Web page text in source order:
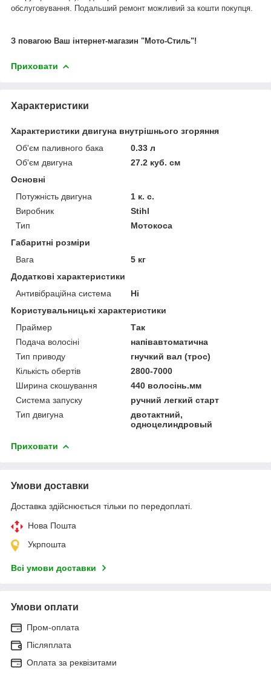
обслуговування. Подальший ремонт можливий за кошти покупця.
З повагою Ваш інтернет-магазин "Мото-Стиль"!
Приховати
Характеристики
Характеристики двигуна внутрішнього згоряння
Об'єм паливного бака
0.33 л
Об'єм двигуна
27.2 куб. см
Основні
Потужність двигуна
1 к. с.
Виробник
Stihl
Тип
Мотокоса
Габаритні розміри
Вага
5 кг
Додаткові характеристики
Антивібраційна система
Ні
Користувальницькі характеристики
Праймер
Так
Подача волосіні
напівавтоматична
Тип приводу
гнучкий вал (трос)
Кількість обертів
2800-7000
Ширина скошування
440 волосінь.мм
Система запуску
ручний легкий старт
Тип двигуна
двотактний,
одноцелиндровый
Приховати
Умови доставки
Доставка здійснюється тільки по передоплаті.
Нова Пошта
Укрпошта
Всі умови доставки
Умови оплати
Пром-оплата
Післяплата
Оплата за реквізитами